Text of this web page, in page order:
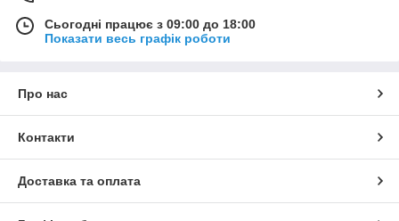
Сьогодні працює з 09:00 до 18:00
Показати весь графік роботи
Про нас
Контакти
Доставка та оплата